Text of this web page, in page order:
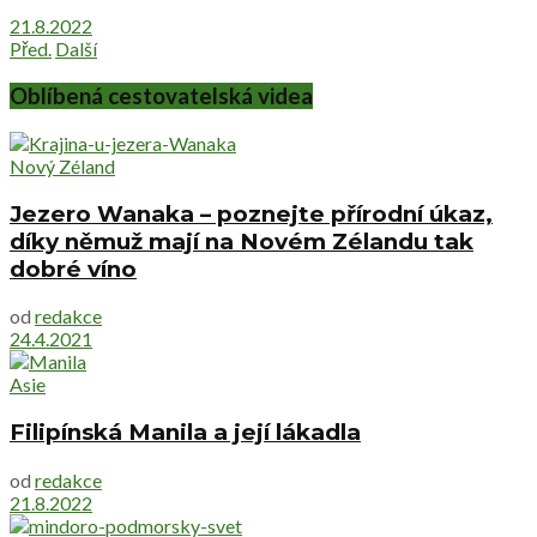
21.8.2022
Před. Další
Oblíbená cestovatelská videa
Nový Zéland
Jezero Wanaka – poznejte přírodní úkaz,
díky němuž mají na Novém Zélandu tak
dobré víno
od redakce
24.4.2021
Asie
Filipínská Manila a její lákadla
od redakce
21.8.2022